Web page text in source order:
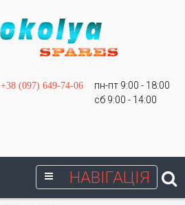
+38 (097) 649-74-06
пн-пт 9:00 - 18:00
сб 9:00 - 14:00
НАВІГАЦІЯ